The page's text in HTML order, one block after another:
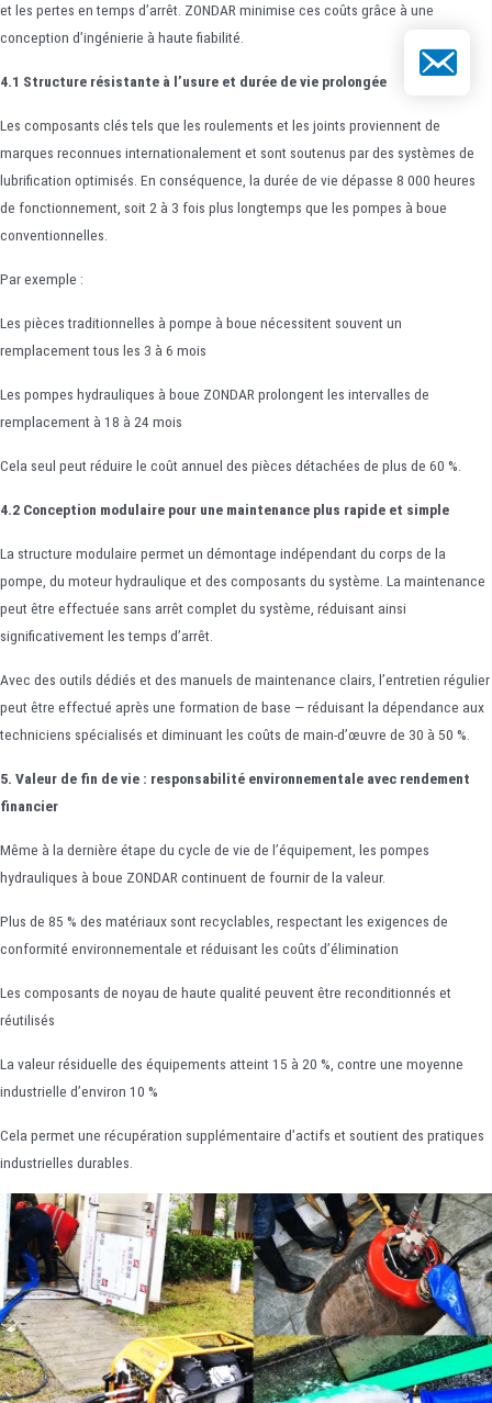
et les pertes en temps d’arrêt. ZONDAR minimise ces coûts grâce à une
conception d’ingénierie à haute fiabilité.
4.1 Structure résistante à l’usure et durée de vie prolongée
Les composants clés tels que les roulements et les joints proviennent de
marques reconnues internationalement et sont soutenus par des systèmes de
lubrification optimisés. En conséquence, la durée de vie dépasse 8 000 heures
de fonctionnement, soit 2 à 3 fois plus longtemps que les pompes à boue
conventionnelles.
Par exemple :
Les pièces traditionnelles à pompe à boue nécessitent souvent un
remplacement tous les 3 à 6 mois
Les pompes hydrauliques à boue ZONDAR prolongent les intervalles de
remplacement à 18 à 24 mois
Cela seul peut réduire le coût annuel des pièces détachées de plus de 60 %.
4.2 Conception modulaire pour une maintenance plus rapide et simple
La structure modulaire permet un démontage indépendant du corps de la
pompe, du moteur hydraulique et des composants du système. La maintenance
peut être effectuée sans arrêt complet du système, réduisant ainsi
significativement les temps d’arrêt.
Avec des outils dédiés et des manuels de maintenance clairs, l’entretien régulier
peut être effectué après une formation de base — réduisant la dépendance aux
techniciens spécialisés et diminuant les coûts de main-d’œuvre de 30 à 50 %.
5. Valeur de fin de vie : responsabilité environnementale avec rendement
financier
Même à la dernière étape du cycle de vie de l’équipement, les pompes
hydrauliques à boue ZONDAR continuent de fournir de la valeur.
Plus de 85 % des matériaux sont recyclables, respectant les exigences de
conformité environnementale et réduisant les coûts d’élimination
Les composants de noyau de haute qualité peuvent être reconditionnés et
réutilisés
La valeur résiduelle des équipements atteint 15 à 20 %, contre une moyenne
industrielle d’environ 10 %
Cela permet une récupération supplémentaire d’actifs et soutient des pratiques
industrielles durables.
E-mail